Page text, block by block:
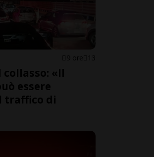
9 ore 13
collasso: «Il
essere
traffico di